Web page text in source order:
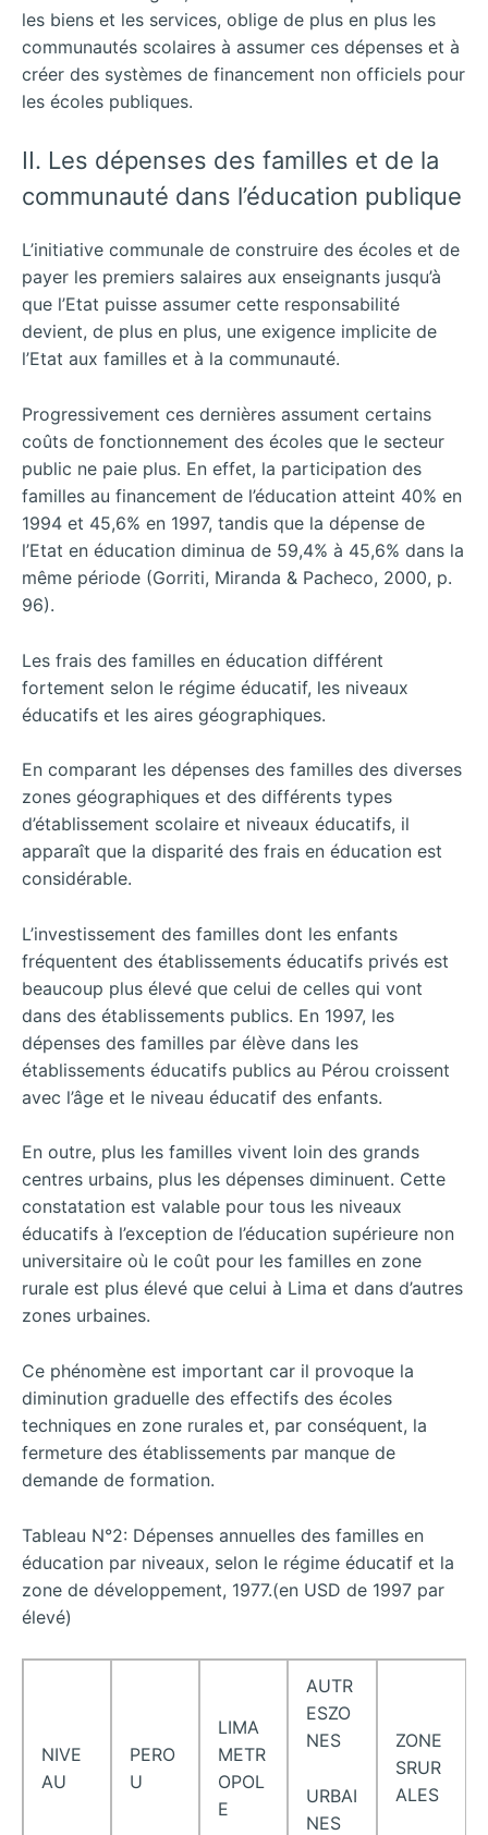
les biens et les services, oblige de plus en plus les
communautés scolaires à assumer ces dépenses et à
créer des systèmes de financement non officiels pour
les écoles publiques.
II. Les dépenses des familles et de la
communauté dans l’éducation publique
L’initiative communale de construire des écoles et de
payer les premiers salaires aux enseignants jusqu’à
que l’Etat puisse assumer cette responsabilité
devient, de plus en plus, une exigence implicite de
l’Etat aux familles et à la communauté.
Progressivement ces dernières assument certains
coûts de fonctionnement des écoles que le secteur
public ne paie plus. En effet, la participation des
familles au financement de l’éducation atteint 40% en
1994 et 45,6% en 1997, tandis que la dépense de
l’Etat en éducation diminua de 59,4% à 45,6% dans la
même période (Gorriti, Miranda & Pacheco, 2000, p.
96).
Les frais des familles en éducation différent
fortement selon le régime éducatif, les niveaux
éducatifs et les aires géographiques.
En comparant les dépenses des familles des diverses
zones géographiques et des différents types
d’établissement scolaire et niveaux éducatifs, il
apparaît que la disparité des frais en éducation est
considérable.
L’investissement des familles dont les enfants
fréquentent des établissements éducatifs privés est
beaucoup plus élevé que celui de celles qui vont
dans des établissements publics. En 1997, les
dépenses des familles par élève dans les
établissements éducatifs publics au Pérou croissent
avec l’âge et le niveau éducatif des enfants.
En outre, plus les familles vivent loin des grands
centres urbains, plus les dépenses diminuent. Cette
constatation est valable pour tous les niveaux
éducatifs à l’exception de l’éducation supérieure non
universitaire où le coût pour les familles en zone
rurale est plus élevé que celui à Lima et dans d’autres
zones urbaines.
Ce phénomène est important car il provoque la
diminution graduelle des effectifs des écoles
techniques en zone rurales et, par conséquent, la
fermeture des établissements par manque de
demande de formation.
Tableau N°2: Dépenses annuelles des familles en
éducation par niveaux, selon le régime éducatif et la
zone de développement, 1977.(en USD de 1997 par
élevé)
NIVE
AU
PERO
U
LIMA
METR
OPOL
E
AUTR
ESZO
NES
URBAI
NES
ZONE
SRUR
ALES